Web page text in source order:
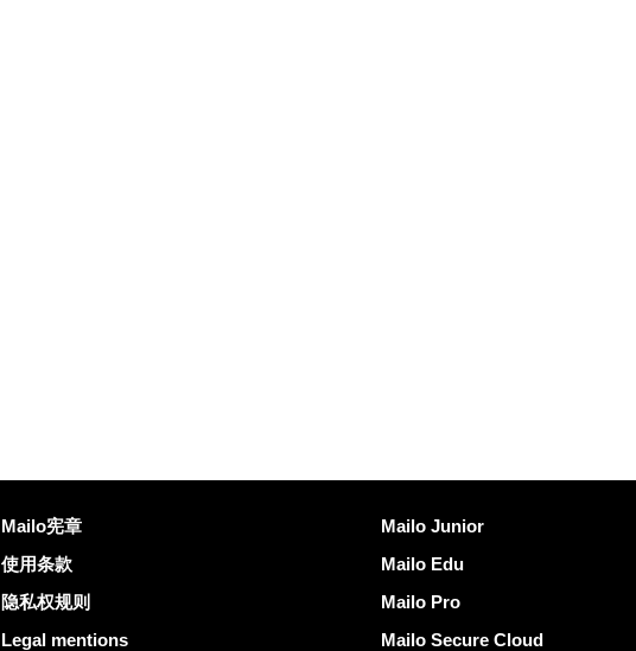
有用的链接
Mailo宪章
使用条款
隐私权规则
Legal mentions
发现Mailo
Mailo Junior
Mailo Edu
Mailo Pro
Mailo Secure Cloud